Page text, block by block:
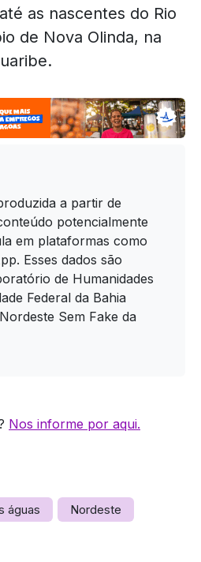
as nascentes do Rio
de Nova Olinda, na
a partir de
potencialmente
em plataformas como
Esses dados são
de Humanidades
Federal da Bahia
Sem Fake da
Nos informe por aqui.
águas Nordeste